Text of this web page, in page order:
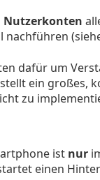
Nutzerkonten
nachführen
dafür um
ein großes,
zu
ist nur
einen